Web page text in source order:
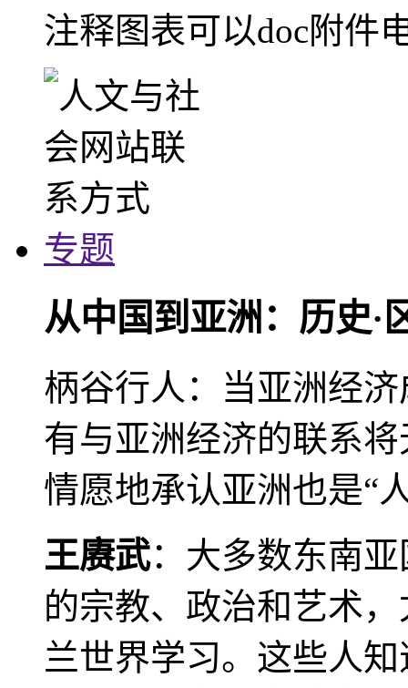
注释图表可以doc附件
专题
从中国到亚洲：历史·
柄谷行人：当亚洲经
有与亚洲经济的联系
情愿地承认亚洲也是“
王赓武：大多数东南
的宗教、政治和艺术
兰世界学习。这些人